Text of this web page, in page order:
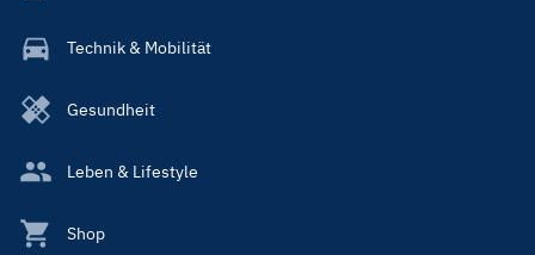
Technik & Mobilität
Gesundheit
Leben & Lifestyle
Shop